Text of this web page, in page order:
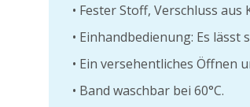
• Fester Stoff, Verschluss aus
• Einhandbedienung: Es
• Ein versehentliches Öffnen
• Band waschbar bei 60°C.